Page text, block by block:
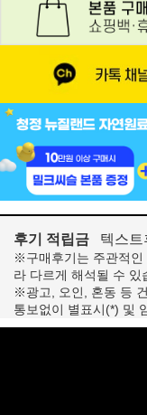
후기 적립금 텍스트
※구매후기는 주관적인
라 다르게 해석될 수 있
※광고, 오인, 혼동 등
통보없이 별표시(*) 및